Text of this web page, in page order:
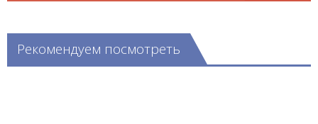
Рекомендуем посмотреть